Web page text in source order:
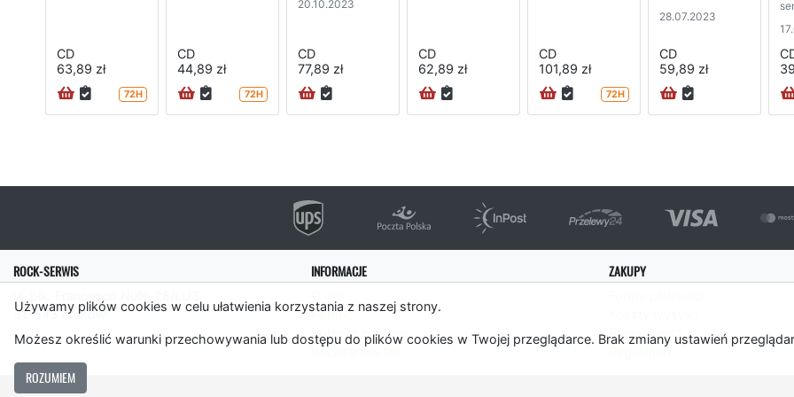
Używamy plików cookies w celu ułatwienia korzystania z naszej strony.
Możesz określić warunki przechowywania lub dostępu do plików cookies w Twojej przeglądarce. Brak zmiany ustawień
ROZUMIEM
CD
63,89 zł
72H
CD
44,89 zł
72H
20.10.2023
CD
77,89 zł
CD
62,89 zł
CD
101,89 zł
72H
28.07.2023
CD
59,89 zł
ROCK-SERWIS
31-543 Kraków
INFORMACJE
Pomoc
Polityka cookies
Rockserwis.fm
ZAKUPY
Panel Klienta
Regulamin